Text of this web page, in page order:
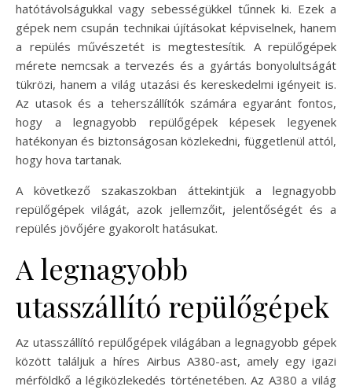
hatótávolságukkal vagy sebességükkel tűnnek ki. Ezek a
gépek nem csupán technikai újításokat képviselnek, hanem
a repülés művészetét is megtestesítik. A repülőgépek
mérete nemcsak a tervezés és a gyártás bonyolultságát
tükrözi, hanem a világ utazási és kereskedelmi igényeit is.
Az utasok és a teherszállítók számára egyaránt fontos,
hogy a legnagyobb repülőgépek képesek legyenek
hatékonyan és biztonságosan közlekedni, függetlenül attól,
hogy hova tartanak.
A következő szakaszokban áttekintjük a legnagyobb
repülőgépek világát, azok jellemzőit, jelentőségét és a
repülés jövőjére gyakorolt hatásukat.
A legnagyobb
utasszállító repülőgépek
Az utasszállító repülőgépek világában a legnagyobb gépek
között találjuk a híres Airbus A380-ast, amely egy igazi
mérföldkő a légiközlekedés történetében. Az A380 a világ